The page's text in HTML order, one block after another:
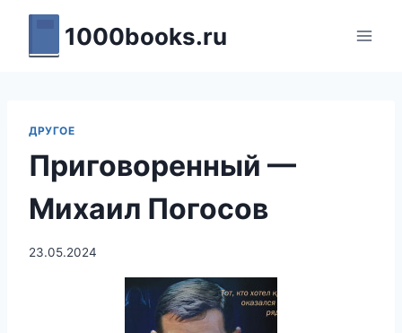
Перейти
содержимому
1000books.ru
ДРУГОЕ
Приговоренный —
Михаил Погосов
23.05.2024